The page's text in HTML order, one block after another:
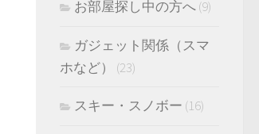
お部屋探し中の方へ(9)
ガジェット関係（スマ
ホなど）
(23)
スキー・スノボー (16)